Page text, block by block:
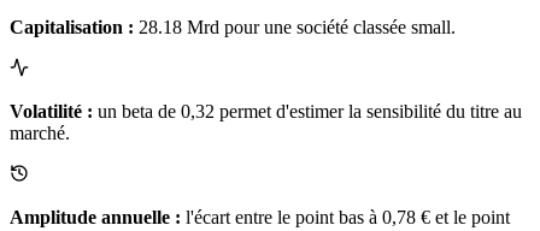
Capitalisation : 28.18 Mrd pour une société classée small.
Volatilité : un beta de 0,32 permet d'estimer la sensibilité du titre au
marché.
Amplitude annuelle : l'écart entre le point bas à 0,78 € et le point